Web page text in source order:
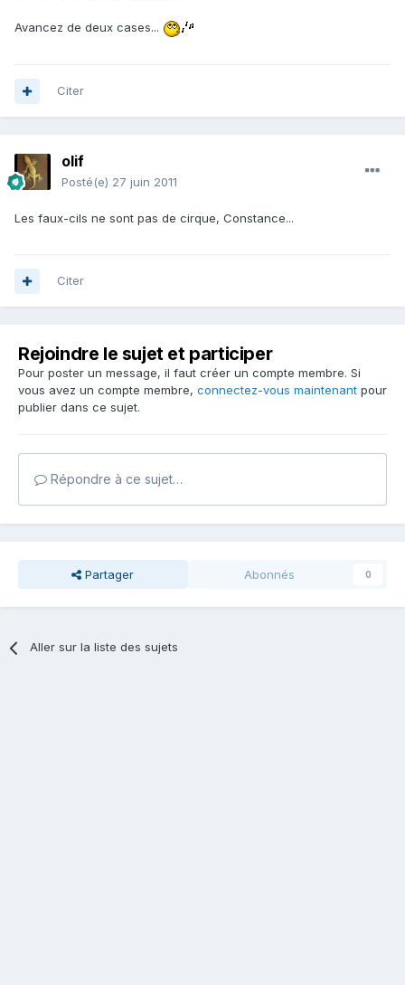
Avancez de deux cases...
Citer
olif
Posté(e) 27 juin 2011
Les faux-cils ne sont pas de cirque, Constance...
Citer
Rejoindre le sujet et participer
Pour poster un message, il faut créer un compte membre. Si
vous avez un compte membre, connectez-vous maintenant pour
publier dans ce sujet.
Répondre à ce sujet…
Partager Abonnés 0
Aller sur la liste des sujets